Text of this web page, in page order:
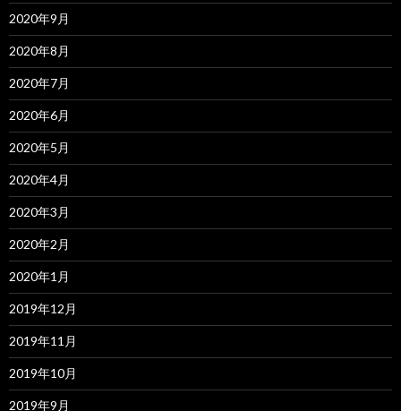
2020年9月
2020年8月
2020年7月
2020年6月
2020年5月
2020年4月
2020年3月
2020年2月
2020年1月
2019年12月
2019年11月
2019年10月
2019年9月